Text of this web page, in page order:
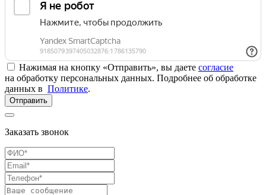
Нажимая на кнопку «Отправить», вы даете согласие
на обработку персональных данных. Подробнее об обработке
данных в Политике.
Отправить
Заказать звонок